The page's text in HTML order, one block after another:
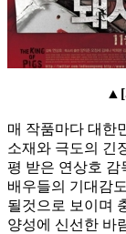
▲[
매 작품마다 대한
소재와 극도의 긴
평 받은 연상호 감
배우들의 기대감
될것으로 보이며
양성에 신선한 바